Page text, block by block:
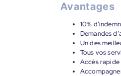
Avantages
10%
Demandes
Un des
Tous vos
Accès